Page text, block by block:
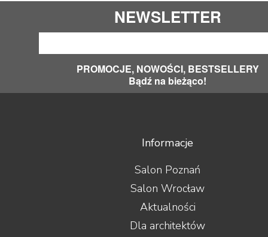
NEWSLETTER
PROMOCJE, NOWOŚCI, BESTSELLERY
Bądź na bieżąco!
Informacje
Salon Poznań
Salon Wrocław
Aktualności
Dla architektów